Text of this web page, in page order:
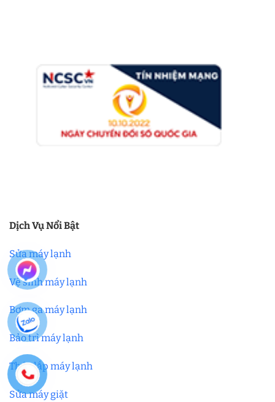
Dịch Vụ Nổi Bật
Sửa máy lạnh
Vệ sinh máy lạnh
Bơm ga máy lạnh
Bảo trì máy lạnh
Tháo lắp máy lạnh
Sửa máy giặt